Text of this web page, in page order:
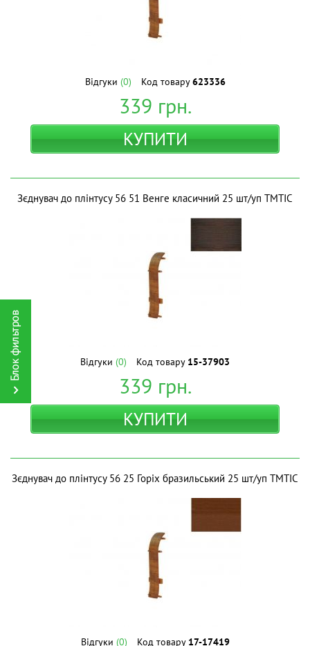
Відгуки (0) Код товару623336
339 грн.
КУПИТИ
Зєднувач до плінтусу 56 51 Венге класичний 25 шт/уп ТМТІС
Відгуки (0) Код товару 15-37903
339 грн.
КУПИТИ
Зєднувач до плінтусу 56 25 Горіх бразильський 25 шт/уп ТМТІС
Відгуки (0) Код товару 17-17419